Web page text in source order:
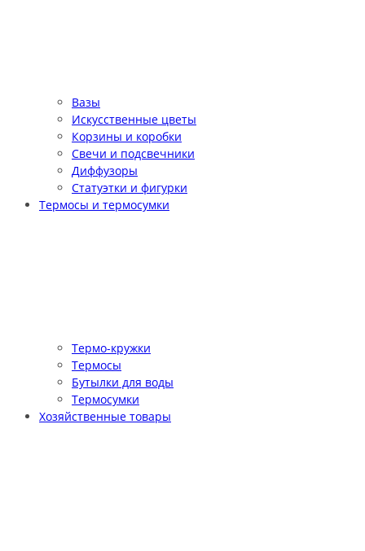
Вазы
Искусственные цветы
Корзины и коробки
Свечи и подсвечники
Диффузоры
Статуэтки и фигурки
Термосы и термосумки
Термо-кружки
Термосы
Бутылки для воды
Термосумки
Хозяйственные товары